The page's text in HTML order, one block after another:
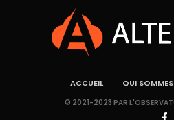
ACCUEIL QUI
© 2021-2023 PAR